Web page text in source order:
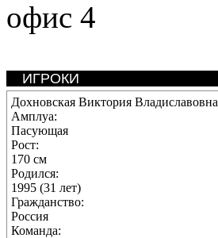
офис 4
ИГРОКИ
Дохновская Виктория Владиславовна
Амплуа:
Пасующая
Рост:
170 см
Родился:
1995 (31 лет)
Гражданство:
Россия
Команда: